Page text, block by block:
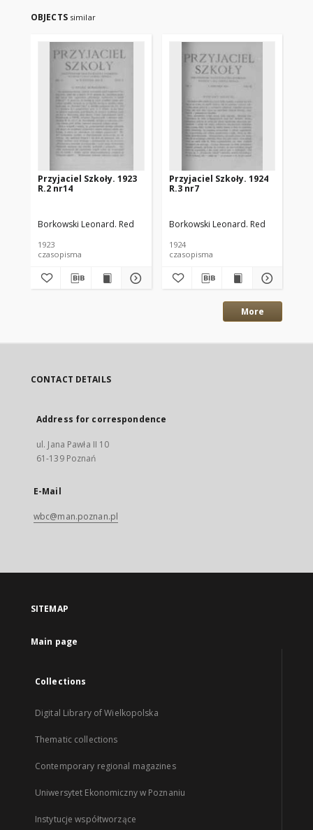
OBJECTS similar
Przyjaciel Szkoły. 1923
R.2 nr14
Borkowski Leonard. Red
1923
czasopisma
Przyjaciel Szkoły. 1924
R.3 nr7
Borkowski Leonard. Red
1924
czasopisma
More
CONTACT DETAILS
Address for correspondence
ul. Jana Pawła II 10
61-139 Poznań
E-Mail
wbc@man.poznan.pl
SITEMAP
Main page
Collections
Digital Library of Wielkopolska
Thematic collections
Contemporary regional magazines
Uniwersytet Ekonomiczny w Poznaniu
Instytucje współtworzące